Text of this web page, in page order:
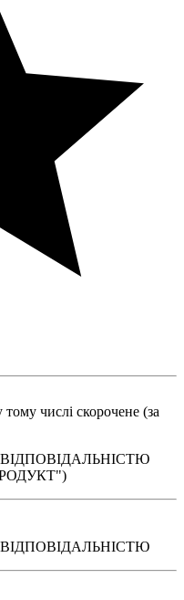
числі скорочене (за